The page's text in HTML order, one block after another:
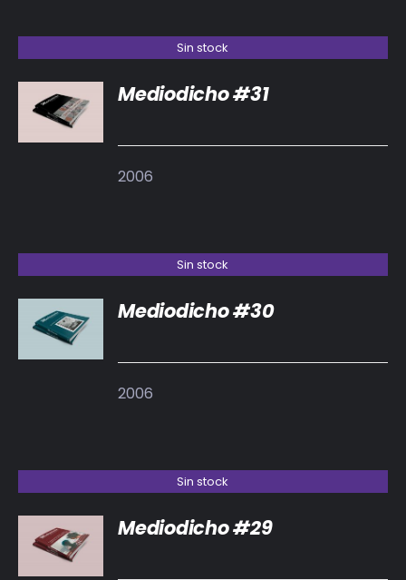
Sin stock
DETALLES
Mediodicho #31
2006
Sin stock
DETALLES
Mediodicho #30
2006
Sin stock
DETALLES
Mediodicho #29